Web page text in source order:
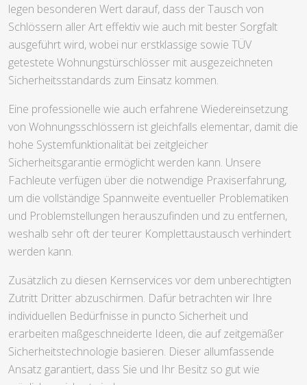
legen besonderen Wert darauf, dass der Tausch von
Schlössern aller Art effektiv wie auch mit bester Sorgfalt
ausgeführt wird, wobei nur erstklassige sowie TÜV
getestete Wohnungstürschlösser mit ausgezeichneten
Sicherheitsstandards zum Einsatz kommen.
Eine professionelle wie auch erfahrene Wiedereinsetzung
von Wohnungsschlössern ist gleichfalls elementar, damit die
hohe Systemfunktionalität bei zeitgleicher
Sicherheitsgarantie ermöglicht werden kann. Unsere
Fachleute verfügen über die notwendige Praxiserfahrung,
um die vollständige Spannweite eventueller Problematiken
und Problemstellungen herauszufinden und zu entfernen,
weshalb sehr oft der teurer Komplettaustausch verhindert
werden kann.
Zusätzlich zu diesen Kernservices vor dem unberechtigten
Zutritt Dritter abzuschirmen. Dafür betrachten wir Ihre
individuellen Bedürfnisse in puncto Sicherheit und
erarbeiten maßgeschneiderte Ideen, die auf zeitgemäßer
Sicherheitstechnologie basieren. Dieser allumfassende
Ansatz garantiert, dass Sie und Ihr Besitz so gut wie